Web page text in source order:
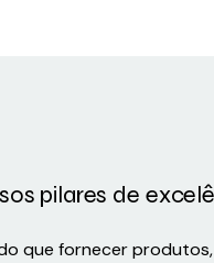
pilares de
que fornecer